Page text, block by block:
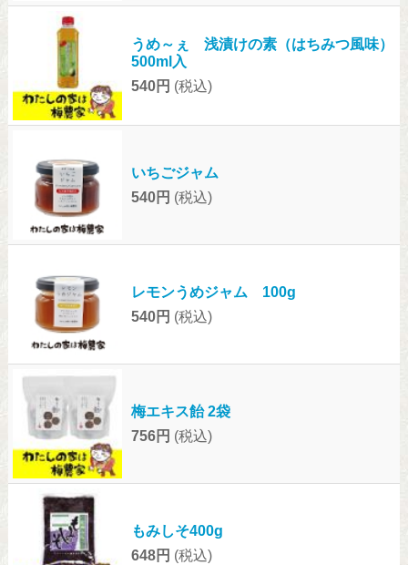
うめ～ぇ 浅漬けの素（はちみつ風味）
500ml入
540円 (税込)
いちごジャム
540円 (税込)
レモンうめジャム 100g
540円 (税込)
梅エキス飴 2袋
756円 (税込)
もみしそ400g
648円 (税込)